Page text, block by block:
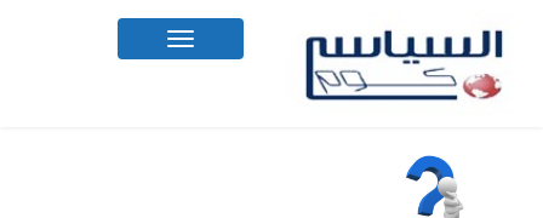
Toggle
navigation